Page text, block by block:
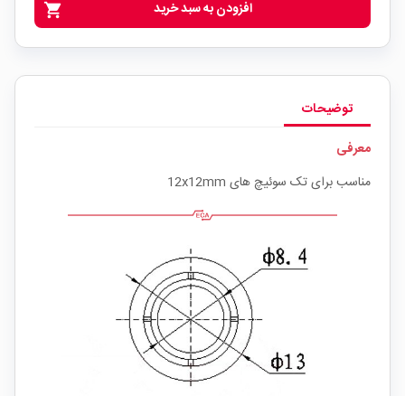
shopping_cart افزودن به سبد خرید
توضیحات
معرفی
مناسب برای تک سوئیچ های 12x12mm